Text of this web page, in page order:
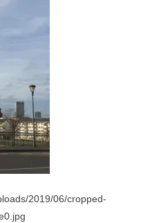
2019/06/cropped-